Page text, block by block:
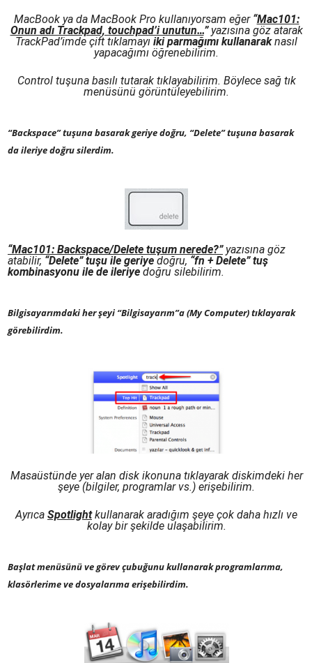
MacBook ya da MacBook Pro kullanıyorsam eğer “Mac101:
Onun adı Trackpad, touchpad’i unutun…”yazısına göz atarak
TrackPad’imde çift tıklamayı iki parmağımı kullanaraknasıl
yapacağımı öğrenebilirim.
Control tuşuna basılı tutarak tıklayabilirim. Böylece sağ tık
menüsünü görüntüleyebilirim.
“Backspace” tuşuna basarak geriye doğru, “Delete” tuşuna basarak
da ileriye doğru silerdim.
“Mac101: Backspace/Delete tuşum nerede?” yazısına göz
atabilir, “Delete” tuşu ile geriye doğru, “fn + Delete” tuş
kombinasyonu ile de ileriye doğru silebilirim.
Bilgisayarımdaki her şeyi “Bilgisayarım”a (My Computer) tıklayarak
görebilirdim.
Masaüstünde yer alan disk ikonuna tıklayarak diskimdeki her
şeye (bilgiler, programlar vs.) erişebilirim.
Ayrıca Spotlight kullanarak aradığım şeye çok daha hızlı ve
kolay bir şekilde ulaşabilirim.
Başlat menüsünü ve görev çubuğunu kullanarak programlarıma,
klasörlerime ve dosyalarıma erişebilirdim.